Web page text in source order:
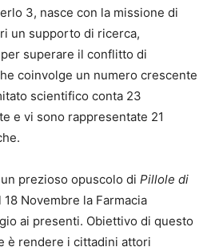
3, nasce con la missione di
un supporto di ricerca,
superare il conflitto di
coinvolge un numero crescente
scientifico conta 23
e vi sono rappresentate 21
prezioso opuscolo di Pillole di
18 Novembre la Farmacia
ai presenti. Obiettivo di questo
è rendere i cittadini attori